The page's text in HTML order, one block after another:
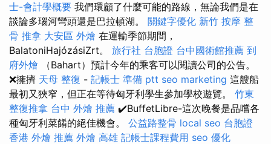
士-會計學概要 我們環顧了什麼可能的路線，無論我們是在
談論多瑙河彎頭還是巴拉頓湖。 關鍵字優化 新竹 按摩 整
骨 推拿 大安區 外燴 在運輸季節期間，
BalatoniHajózásiZrt。 旅行社 台胞證 台中國術館推薦 到
府外燴 （Bahart）預計今年的乘客可以閱讀公司的公告。
❌擁擠 天母 整復 - 記帳士 準備 ptt seo marketing 這艘船
最初又狹窄，但正在等待匈牙利學生參加學校遊覽。 竹東
整復推拿 台中 外燴 推薦 ✔️BuffetLibre-這次晚餐是品嚐各
種匈牙利菜餚的絕佳機會。 公益路整骨 local seo 台胞證
香港 外燴 推薦 外燴 高雄 記帳士課程費用 seo 優化